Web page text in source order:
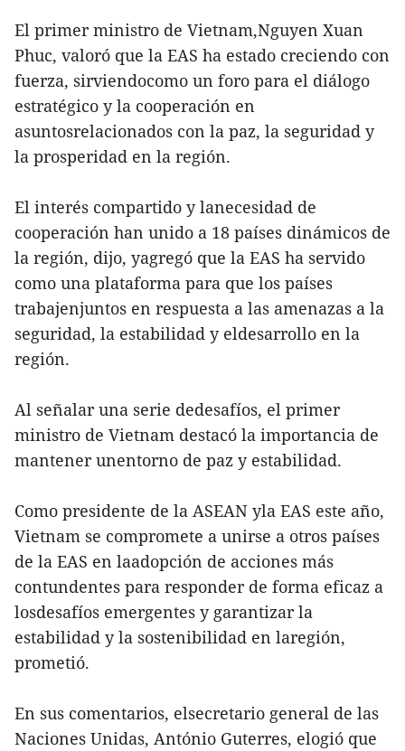
El primer ministro de Vietnam,Nguyen Xuan
Phuc, valoró que la EAS ha estado creciendo con
fuerza, sirviendocomo un foro para el diálogo
estratégico y la cooperación en
asuntosrelacionados con la paz, la seguridad y
la prosperidad en la región.
El interés compartido y lanecesidad de
cooperación han unido a 18 países dinámicos de
la región, dijo, yagregó que la EAS ha servido
como una plataforma para que los países
trabajenjuntos en respuesta a las amenazas a la
seguridad, la estabilidad y eldesarrollo en la
región.
Al señalar una serie dedesafíos, el primer
ministro de Vietnam destacó la importancia de
mantener unentorno de paz y estabilidad.
Como presidente de la ASEAN yla EAS este año,
Vietnam se compromete a unirse a otros países
de la EAS en laadopción de acciones más
contundentes para responder de forma eficaz a
losdesafíos emergentes y garantizar la
estabilidad y la sostenibilidad en laregión,
prometió.
En sus comentarios, elsecretario general de las
Naciones Unidas, António Guterres, elogió que